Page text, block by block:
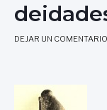
DEJAR UN COMENTARIO